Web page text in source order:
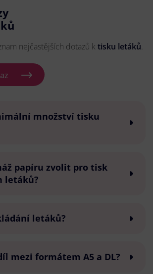
nejčastějších dotazů k tisku letáků.
množství tisku
papíru zvolit pro tisk
letáků?
letáků?
mezi formátem A5 a DL?